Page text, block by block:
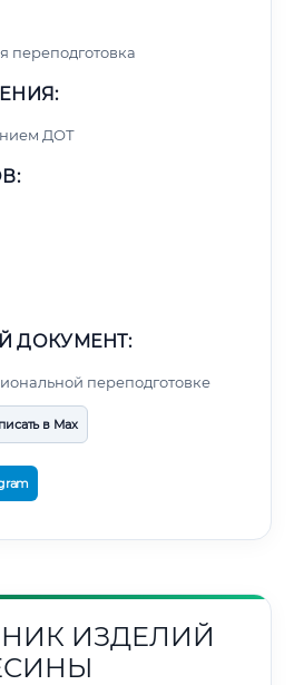
переподготовка
ДОТ
ДОКУМЕНТ:
переподготовке
в Max
ИЗДЕЛИЙ